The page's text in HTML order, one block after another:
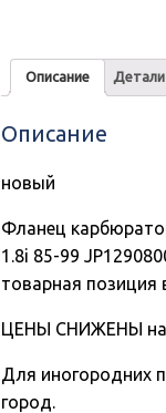
Описание Детали
Описание
новый
Фланец
1.8i 85-99
товарная позиция
ЦЕНЫ СНИЖЕНЫ на
Для иногородних
город.